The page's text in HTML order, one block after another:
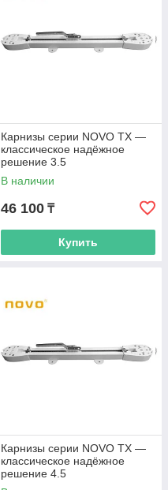
Карнизы серии NOVO TX —
классическое надёжное
решение 3.5
В наличии
46 100 ₸
Купить
Карнизы серии NOVO TX —
классическое надёжное
решение 4.5